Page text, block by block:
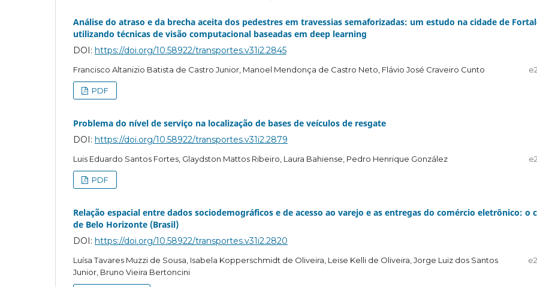
Análise do atraso e da brecha aceita dos pedestres em travessias semaforizadas: um estudo na cidade de
utilizando técnicas de visão computacional baseadas em deep learning
DOI: https://doi.org/10.58922/transportes.v31i2.2845
Francisco Altanizio Batista de Castro Junior, Manoel Mendonça de Castro Neto, Flávio José Craveiro Cunto
PDF
Problema do nível de serviço na localização de bases de veículos de resgate
DOI: https://doi.org/10.58922/transportes.v31i2.2879
Luis Eduardo Santos Fortes, Glaydston Mattos Ribeiro, Laura Bahiense, Pedro Henrique González
PDF
Relação espacial entre dados sociodemográficos e de acesso ao varejo e as entregas do comércio eletrônico: o
de Belo Horizonte (Brasil)
DOI: https://doi.org/10.58922/transportes.v31i2.2820
Luísa Tavares Muzzi de Sousa, Isabela Kopperschmidt de Oliveira, Leise Kelli de Oliveira, Jorge Luiz dos Santos
Junior, Bruno Vieira Bertoncini